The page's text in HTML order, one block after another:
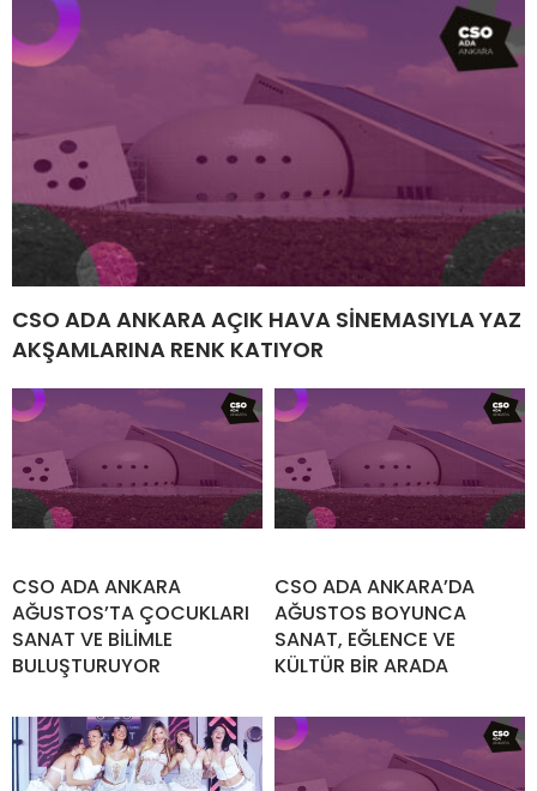
CSO ADA ANKARA AÇIK HAVA SİNEMASIYLA YAZ
AKŞAMLARINA RENK KATIYOR
CSO ADA ANKARA
AĞUSTOS’TA ÇOCUKLARI
SANAT VE BİLİMLE
BULUŞTURUYOR
CSO ADA ANKARA’DA
AĞUSTOS BOYUNCA
SANAT, EĞLENCE VE
KÜLTÜR BİR ARADA